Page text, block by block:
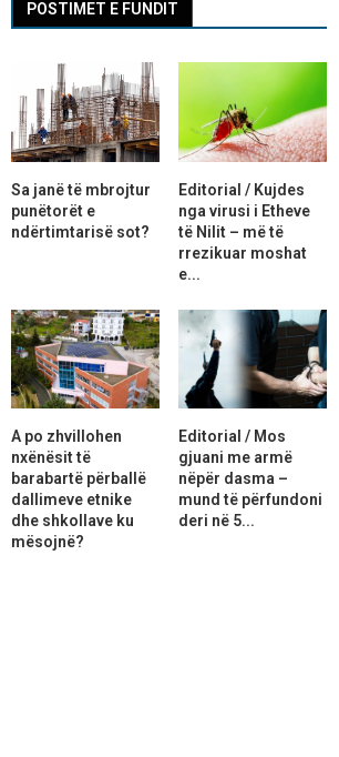
POSTIMET E FUNDIT
Sa janë të mbrojtur
punëtorët e
ndërtimtarisë sot?
Editorial / Kujdes
nga virusi i Etheve
të Nilit – më të
rrezikuar moshat
e...
A po zhvillohen
nxënësit të
barabartë përballë
dallimeve etnike
dhe shkollave ku
mësojnë?
Editorial / Mos
gjuani me armë
nëpër dasma –
mund të përfundoni
deri në 5...